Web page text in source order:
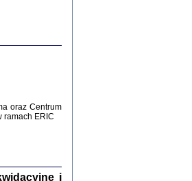
...
oraz Centrum
ramach ERIC
i